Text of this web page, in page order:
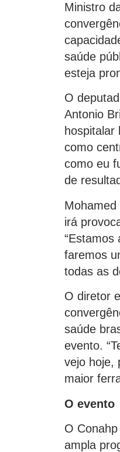
Ministro
saúde
esteja
O
Antonio
hospitalar
como
como eu
de
irá
“Estamos
faremos
todas as
O diretor
saúde
evento.
vejo hoje,
maior
O evento
O
ampla